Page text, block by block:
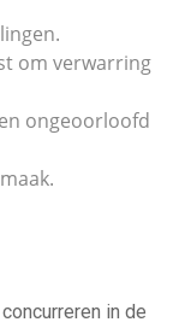
om verwarring
ongeoorloofd
in de